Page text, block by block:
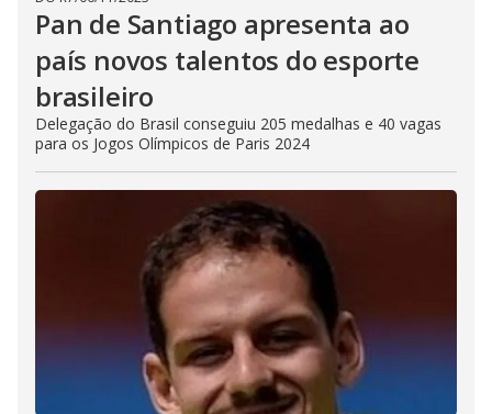
Pan de Santiago apresenta ao
país novos talentos do esporte
brasileiro
Delegação do Brasil conseguiu 205 medalhas e 40 vagas
para os Jogos Olímpicos de Paris 2024